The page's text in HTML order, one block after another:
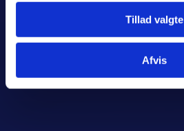
Tillad valgte
Afvis